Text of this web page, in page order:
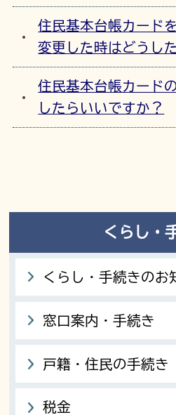
住民基本台帳カード
変更した時はどうし
住民基本台帳カード
したらいいですか？
くらし・
くらし・手続きのお
窓口案内・手続き
戸籍・住民の手続き
税金